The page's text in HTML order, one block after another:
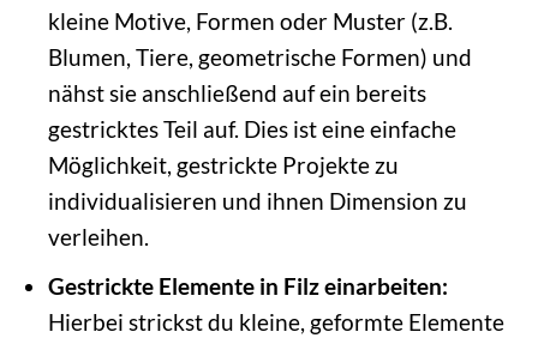
kleine Motive, Formen oder Muster (z.B.
Blumen, Tiere, geometrische Formen) und
nähst sie anschließend auf ein bereits
gestricktes Teil auf. Dies ist eine einfache
Möglichkeit, gestrickte Projekte zu
individualisieren und ihnen Dimension zu
verleihen.
Gestrickte Elemente in Filz einarbeiten:
Hierbei strickst du kleine, geformte Elemente